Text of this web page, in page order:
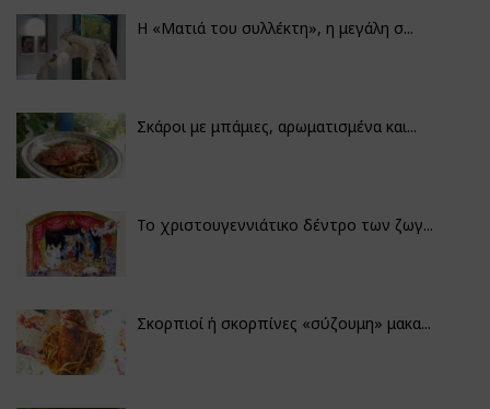
H «Ματιά του συλλέκτη», η μεγάλη σ...
Σκάροι με μπάμιες, αρωματισμένα και...
Το χριστουγεννιάτικο δέντρο των ζωγ...
Σκορπιοί ή σκορπίνες «σύζουμη» μακα...